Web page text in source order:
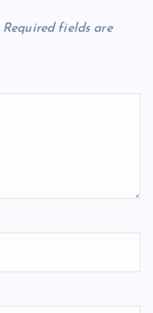
Required fields are